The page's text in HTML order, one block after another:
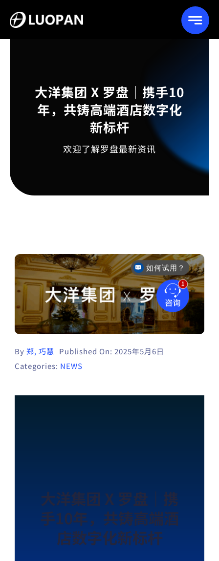
content
大洋集团 X 罗盘｜携手10
年，共铸高端酒店数字化
新标杆
欢迎了解罗盘最新资讯
By 郑, 巧慧
Published On: 2025年5月6日
Categories: NEWS
大洋集团 X 罗盘｜携
手10年，共铸高端酒
店数字化新标杆
售后咨询